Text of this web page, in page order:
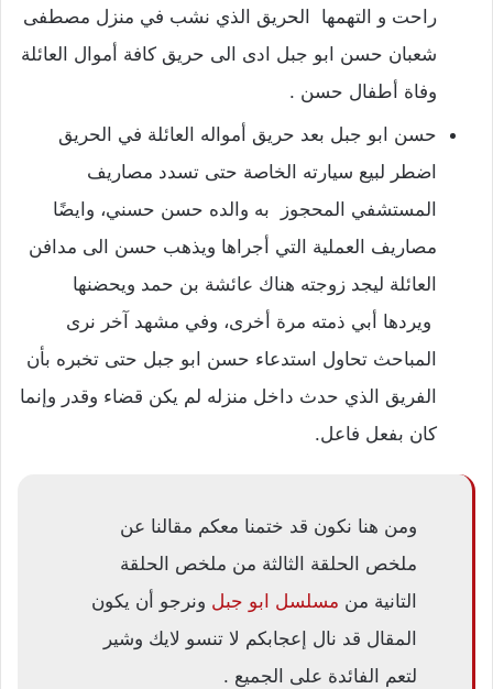
راحت و التهمها الحريق الذي نشب في منزل مصطفى
شعبان حسن ابو جبل ادى الى حريق كافة أموال العائلة
وفاة أطفال حسن .
حسن ابو جبل بعد حريق أمواله العائلة في الحريق
اضطر لبيع سيارته الخاصة حتى تسدد مصاريف
المستشفي المحجوز به والده حسن حسني، وايضًا
مصاريف العملية التي أجراها ويذهب حسن الى مدافن
العائلة ليجد زوجته هناك عائشة بن حمد ويحضنها
ويردها أبي ذمته مرة أخرى، وفي مشهد آخر نرى
المباحث تحاول استدعاء حسن ابو جبل حتى تخبره بأن
الفريق الذي حدث داخل منزله لم يكن قضاء وقدر وإنما
كان بفعل فاعل.
ومن هنا نكون قد ختمنا معكم مقالنا عن
ملخص الحلقة الثالثة من ملخص الحلقة
التانية من مسلسل ابو جبل ونرجو أن يكون
المقال قد نال إعجابكم لا تنسو لايك وشير
لتعم الفائدة على الجميع .